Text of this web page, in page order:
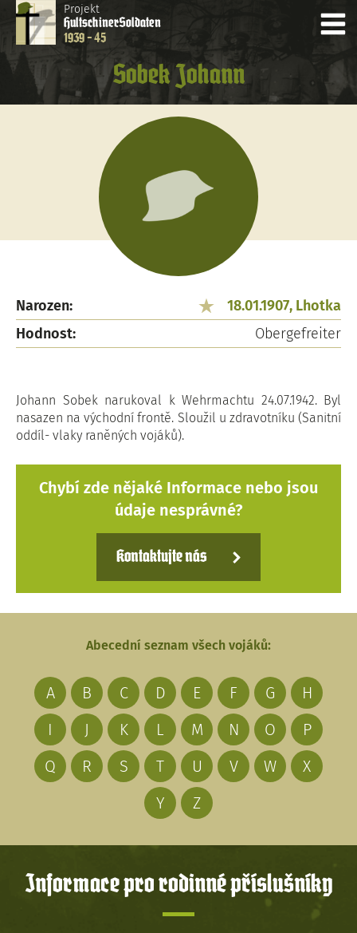
Projekt
HultschinerSoldaten
1939 - 45
Sobek Johann
Narozen:
18.01.1907, Lhotka
Hodnost:
Obergefreiter
Johann Sobek narukoval k Wehrmachtu 24.07.1942. Byl
nasazen na východní frontě. Sloužil u zdravotníku (Sanitní
oddíl- vlaky raněných vojáků).
Chybí zde nějaké Informace nebo jsou
údaje nesprávné?
Kontaktujte nás
Abecední seznam všech vojáků:
A B C D E F G
H
I
J K L M N O
P
Q
R S T U V W
X
Y
Z
Informace pro rodinné příslušníky